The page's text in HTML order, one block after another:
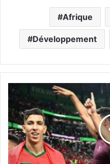
Afrique
Développement